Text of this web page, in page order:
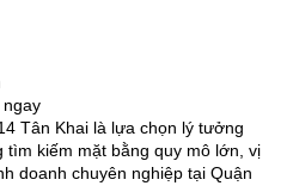
Tân Khai là lựa chọn lý tưởng
tìm kiếm mặt bằng quy mô lớn, vị
doanh chuyên nghiệp tại Quận